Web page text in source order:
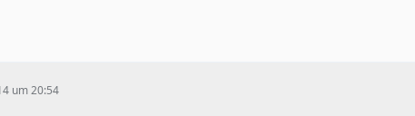
um 20:54